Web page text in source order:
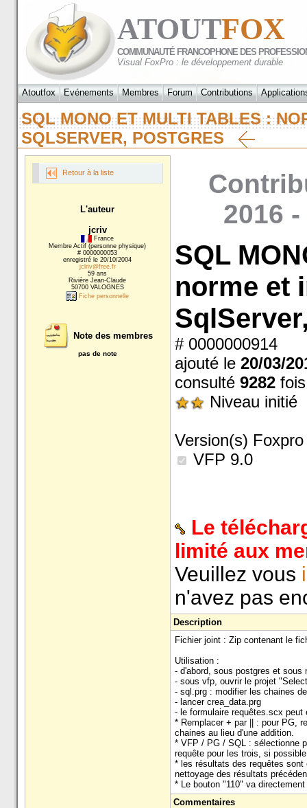
ATOUTFOX
COMMUNAUTÉ FRANCOPHONE DES
Visual FoxPro : le développement durable
Atoutfox Evénements Membres Forum Contributions
SQL MONO ET MULTI TABLES :
SQLSERVER, POSTGRES
Retour à la liste
L'auteur
jcriv
France
Membre Actif (personne physique)
# 0000000053
enregistré le 20/10/2004
jclriv@free.fr
59 ans
Rivière Jean-Claude
50700 VALOGNES
Fiche personnelle
Note des membres
pas de note
2016
SQL
norme et
# 0000000914
ajouté le 20/03/
consulté 9282fois
Niveau initié
Version(s)
VFP 9.0
Le
limité aux
Veuillez vous
n'avez pas
Description
Fichier joint : Zip contenant le
Utilisation :
- d'abord, sous postgres et
- sous vfp, ouvrir le projet
- sql.prg : modifier les chaines
- lancer crea_data.prg
- le formulaire requêtes.scx
* Remplacer + par || : pour PG,
chaines au lieu d'une addition.
* VFP / PG / SQL : sélectionne
requête pour les trois, si
* les résultats des requêtes
nettoyage des résultats
* Le bouton "110" va
Commentaires